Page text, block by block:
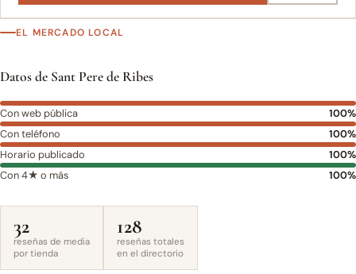
EL MERCADO LOCAL
Datos de Sant Pere de Ribes
Con web pública
100%
Con teléfono
100%
Horario publicado
100%
Con 4★ o más
100%
32
reseñas de media
por tienda
128
reseñas totales
en el directorio